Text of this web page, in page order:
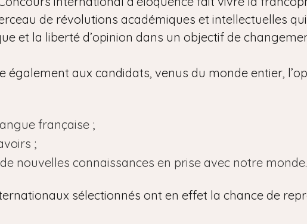
de révolutions académiques et intellectuelles
et la liberté d’opinion dans un objectif de
également aux candidats, venus du monde entier,
française ;
;
nouvelles connaissances en prise avec notre monde.
sélectionnés ont en effet la chance de